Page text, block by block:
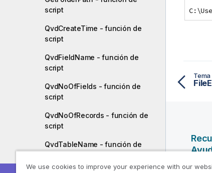
script
QvdCreateTime - función de
script
QvdFieldName - función de
script
QvdNoOfFields - función de
script
QvdNoOfRecords - función de
script
QvdTableName - función de
We use cookies to improve your experience with our